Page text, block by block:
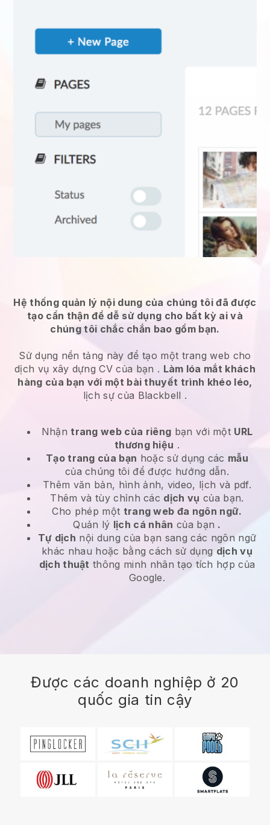
Hệ thống quản lý nội dung của chúng tôi đã được
tạo cẩn thận để dễ sử dụng cho bất kỳ ai và
chúng tôi chắc chắn bao gồm bạn.
Sử dụng nền tảng này để tạo một trang web cho
dịch vụ xây dựng CV của bạn . Làm lóa mắt khách
hàng của bạn với một bài thuyết trình khéo léo,
lịch sự của Blackbell .
Nhậntrang web của riêng bạn với một URL
thương hiệu .
Tạo trang của bạn hoặc sử dụng các mẫu
của chúng tôi để được hướng dẫn.
Thêm văn bản, hình ảnh, video, lịch và pdf.
Thêm và tùy chỉnh các dịch vụ của bạn.
Cho phép một trang web đa ngôn ngữ.
Quản lý lịch cá nhân của bạn .
Tự dịch nội dung của bạn sang các ngôn ngữ
khác nhau hoặc bằng cách sử dụng dịch vụ
dịch thuật thông minh nhân tạo tích hợp của
Google.
Được các doanh nghiệp ở 20
quốc gia tin cậy